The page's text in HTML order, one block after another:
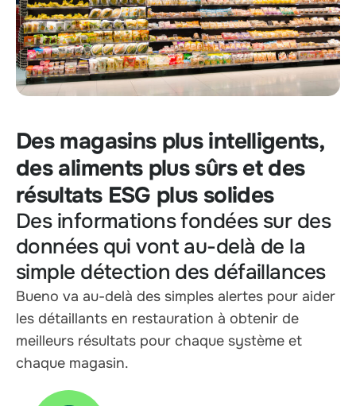
Des magasins plus intelligents,
des aliments plus sûrs et des
résultats ESG plus solides
Des informations fondées sur des
données qui vont au-delà de la
simple détection des défaillances
Bueno va au-delà des simples alertes pour aider
les détaillants en restauration à obtenir de
meilleurs résultats pour chaque système et
chaque magasin.